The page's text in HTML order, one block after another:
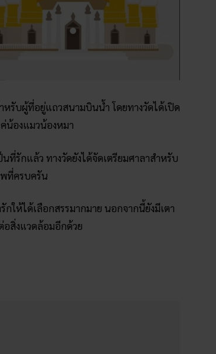
หรับผู้ที่อยู่แถวสนามบินน้ำ โดยทางวัดได้เปิด
น้องแมวน้องหมา
ที่รักแล้ว ทางวัดยังได้จัดเตรียมศาลาสำหรับ
ที่ครบครัน
ให้ได้เลือกสรรมากมาย นอกจากนี้ยังมีเตา
อสิ่งแวดล้อมอีกด้วย